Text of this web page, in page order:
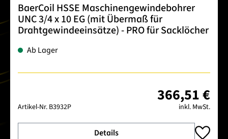
BaerCoil HSSE Maschinengewindebohrer
UNC 3/4 x 10 EG (mit Übermaß für
Drahtgewindeeinsätze) - PRO für Sacklöcher
Ab Lager
Artikel-Nr. B3932P
366,51 €
inkl. MwSt.
Details